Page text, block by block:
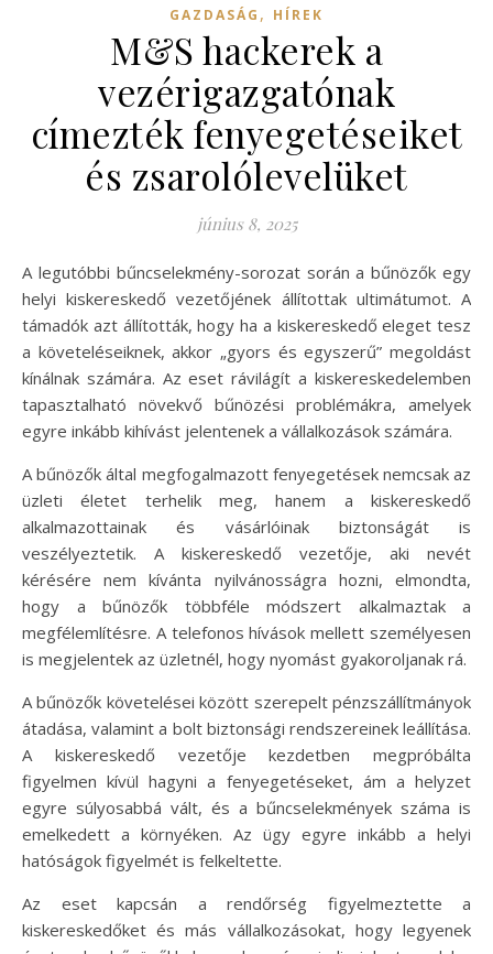
GAZDASÁG , HÍREK
M&S hackerek a
vezérigazgatónak
címezték fenyegetéseiket
és zsarolólevelüket
június 8, 2025
A legutóbbi bűncselekmény-sorozat során a bűnözők egy
helyi kiskereskedő vezetőjének állítottak ultimátumot. A
támadók azt állították, hogy ha a kiskereskedő eleget tesz
a követeléseiknek, akkor „gyors és egyszerű” megoldást
kínálnak számára. Az eset rávilágít a kiskereskedelemben
tapasztalható növekvő bűnözési problémákra, amelyek
egyre inkább kihívást jelentenek a vállalkozások számára.
A bűnözők által megfogalmazott fenyegetések nemcsak az
üzleti életet terhelik meg, hanem a kiskereskedő
alkalmazottainak és vásárlóinak biztonságát is
veszélyeztetik. A kiskereskedő vezetője, aki nevét
kérésére nem kívánta nyilvánosságra hozni, elmondta,
hogy a bűnözők többféle módszert alkalmaztak a
megfélemlítésre. A telefonos hívások mellett személyesen
is megjelentek az üzletnél, hogy nyomást gyakoroljanak rá.
A bűnözők követelései között szerepelt pénzszállítmányok
átadása, valamint a bolt biztonsági rendszereinek leállítása.
A kiskereskedő vezetője kezdetben megpróbálta
figyelmen kívül hagyni a fenyegetéseket, ám a helyzet
egyre súlyosabbá vált, és a bűncselekmények száma is
emelkedett a környéken. Az ügy egyre inkább a helyi
hatóságok figyelmét is felkeltette.
Az eset kapcsán a rendőrség figyelmeztette a
kiskereskedőket és más vállalkozásokat, hogy legyenek